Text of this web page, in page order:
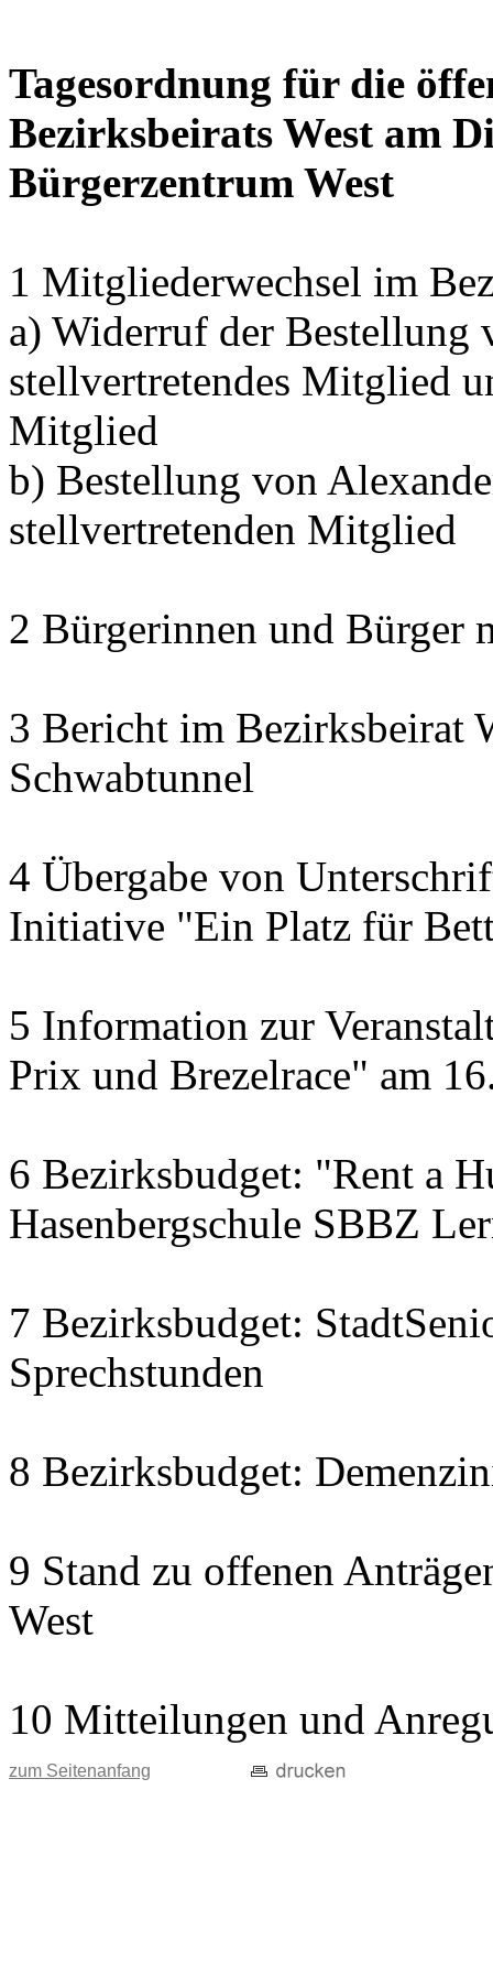
Tagesordnung für die
Bezirksbeirats West am
Bürgerzentrum West
1 Mitgliederwechsel im
a) Widerruf der
stellvertretendes Mitglied
Mitglied
b) Bestellung von
stellvertretenden Mitglied
2 Bürgerinnen und Bürger
3 Bericht im Bezirksbeirat
Schwabtunnel
4 Übergabe von
Initiative "Ein Platz für
5 Information zur
Prix und Brezelrace" am
6 Bezirksbudget: "Rent a
Hasenbergschule SBBZ
7 Bezirksbudget:
Sprechstunden
8 Bezirksbudget:
9 Stand zu offenen
West
10 Mitteilungen und
zum Seitenanfang